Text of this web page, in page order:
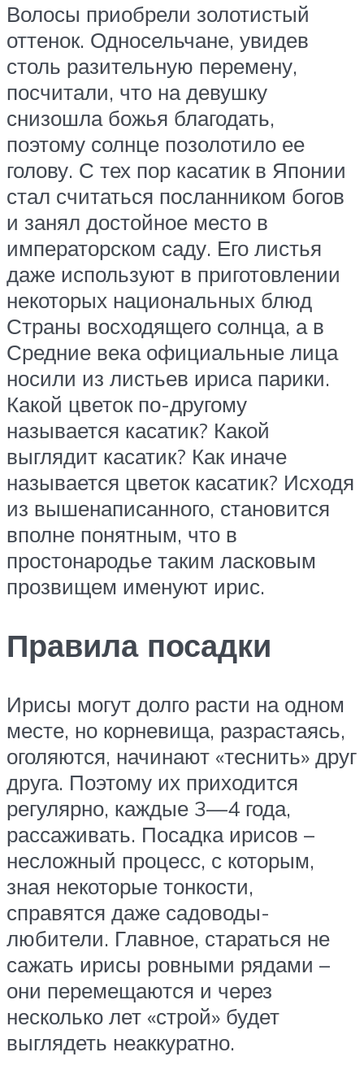
Волосы приобрели золотистый
оттенок. Односельчане, увидев
столь разительную перемену,
посчитали, что на девушку
снизошла божья благодать,
поэтому солнце позолотило ее
голову. С тех пор касатик в Японии
стал считаться посланником богов
и занял достойное место в
императорском саду. Его листья
даже используют в приготовлении
некоторых национальных блюд
Страны восходящего солнца, а в
Средние века официальные лица
носили из листьев ириса парики.
Какой цветок по-другому
называется касатик? Какой
выглядит касатик? Как иначе
называется цветок касатик? Исходя
из вышенаписанного, становится
вполне понятным, что в
простонародье таким ласковым
прозвищем именуют ирис.
Правила посадки
Ирисы могут долго расти на одном
месте, но корневища, разрастаясь,
оголяются, начинают «теснить» друг
друга. Поэтому их приходится
регулярно, каждые 3—4 года,
рассаживать. Посадка ирисов –
несложный процесс, с которым,
зная некоторые тонкости,
справятся даже садоводы-
любители. Главное, стараться не
сажать ирисы ровными рядами –
они перемещаются и через
несколько лет «строй» будет
выглядеть неаккуратно.